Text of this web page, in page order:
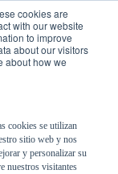
cookies are
with our website
to improve
about our visitors
about how we
cookies se utilizan
sitio web y nos
y personalizar su
nuestros visitantes